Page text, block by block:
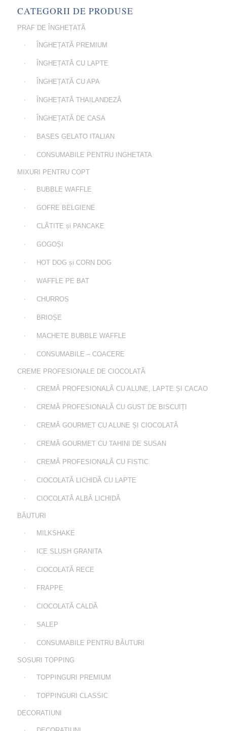
CATEGORII DE PRODUSE
PRAF DE ÎNGHEȚATĂ
ÎNGHEȚATĂ PREMIUM
ÎNGHEȚATĂ CU LAPTE
ÎNGHEȚATĂ CU APA
ÎNGHEȚATĂ THAILANDEZĂ
ÎNGHEȚATĂ DE CASA
BASES GELATO ITALIAN
CONSUMABILE PENTRU INGHETATA
MIXURI PENTRU COPT
BUBBLE WAFFLE
GOFRE BELGIENE
CLĂTITE și PANCAKE
GOGOȘI
HOT DOG și CORN DOG
WAFFLE PE BAT
CHURROS
BRIOȘE
MACHETE BUBBLE WAFFLE
CONSUMABILE – COACERE
CREME PROFESIONALE DE CIOCOLATĂ
CREMĂ PROFESIONALĂ CU ALUNE, LAPTE ȘI CACAO
CREMĂ PROFESIONALĂ CU GUST DE BISCUIȚI
CREMĂ GOURMET CU ALUNE ȘI CIOCOLATĂ
CREMĂ GOURMET CU TAHINI DE SUSAN
CREMĂ PROFESIONALĂ CU FISTIC
CIOCOLATĂ LICHIDĂ CU LAPTE
CIOCOLATĂ ALBĂ LICHIDĂ
BĂUTURI
MILKSHAKE
ICE SLUSH GRANITA
CIOCOLATĂ RECE
FRAPPE
CIOCOLATĂ CALDĂ
SALEP
CONSUMABILE PENTRU BĂUTURI
SOSURI TOPPING
TOPPINGURI PREMIUM
TOPPINGURI CLASSIC
DECORATIUNI